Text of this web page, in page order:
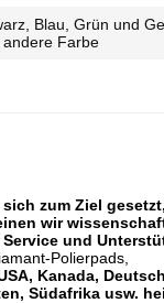
Blau, Grün und
Farbe
zum Ziel
wir
und
Polierpads,
Kanada,
Südafrika usw.